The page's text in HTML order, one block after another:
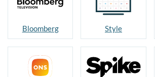
Bloomberg Style